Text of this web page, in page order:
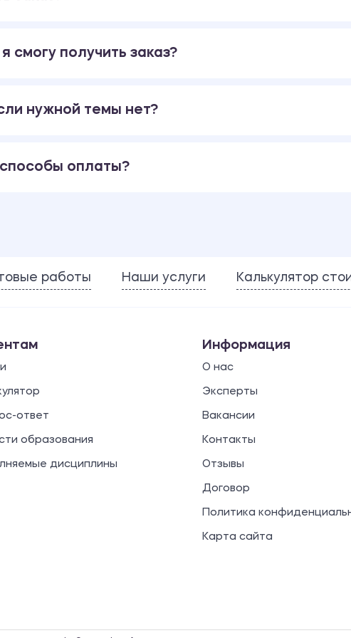
смогу получить заказ?
нужной темы нет?
оплаты?
работы Наши услуги Калькулятор
ответ
образования
дисциплины
Информация
О нас
Эксперты
Вакансии
Контакты
Отзывы
Договор
Политика
Карта сайта